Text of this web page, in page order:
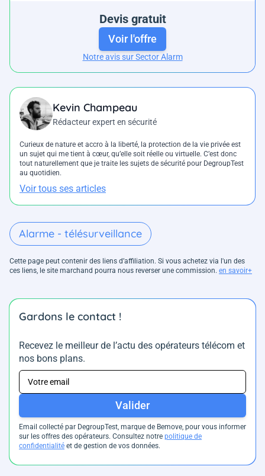
Devis gratuit
Voir l'offre
Notre avis sur Sector Alarm
Kevin Champeau
Rédacteur expert en sécurité
Curieux de nature et accro à la liberté, la protection de la vie privée est
un sujet qui me tient à cœur, qu’elle soit réelle ou virtuelle. C’est donc
tout naturellement que je traite les sujets de sécurité pour DegroupTest
au quotidien.
Voir tous ses articles
Alarme - télésurveillance
Cette page peut contenir des liens d’affiliation. Si vous achetez via l'un des
ces liens, le site marchand pourra nous reverser une commission. en savoir+
Gardons le contact !
Recevez le meilleur de l’actu des opérateurs télécom et
nos bons plans.
Valider
Email collecté par DegroupTest, marque de Bemove, pour vous informer
sur les offres des opérateurs. Consultez notre politique de
confidentialité et de gestion de vos données.